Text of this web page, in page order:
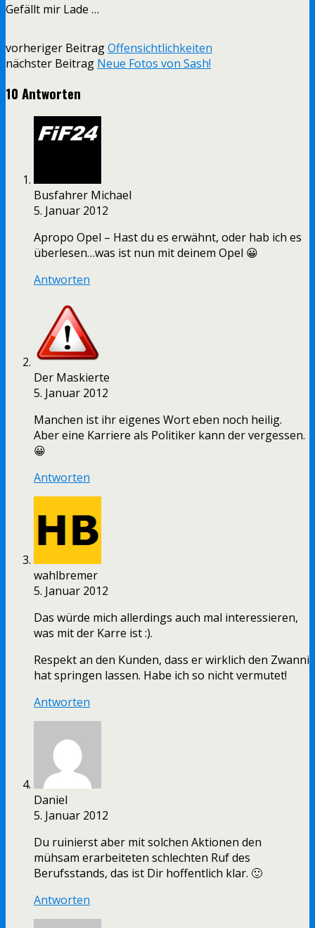
Gefällt mir Lade …
vorheriger BeitragOffensichtlichkeiten
nächster Beitrag Neue Fotos von Sash!
10 Antworten
Busfahrer Michael
5. Januar 2012
Apropo Opel – Hast du es erwähnt, oder hab ich es
überlesen…was ist nun mit deinem Opel 😀
Antworten
Der Maskierte
5. Januar 2012
Manchen ist ihr eigenes Wort eben noch heilig.
Aber eine Karriere als Politiker kann der vergessen.
😀
Antworten
wahlbremer
5. Januar 2012
Das würde mich allerdings auch mal interessieren,
was mit der Karre ist :).
Respekt an den Kunden, dass er wirklich den Zwanni
hat springen lassen. Habe ich so nicht vermutet!
Antworten
Daniel
5. Januar 2012
Du ruinierst aber mit solchen Aktionen den
mühsam erarbeiteten schlechten Ruf des
Berufsstands, das ist Dir hoffentlich klar. 🙂
Antworten